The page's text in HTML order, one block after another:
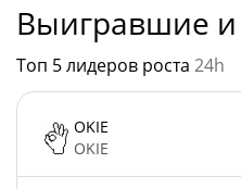
Выигравшие
Топ 5 лидеров роста 24h
OKIE
OKIE